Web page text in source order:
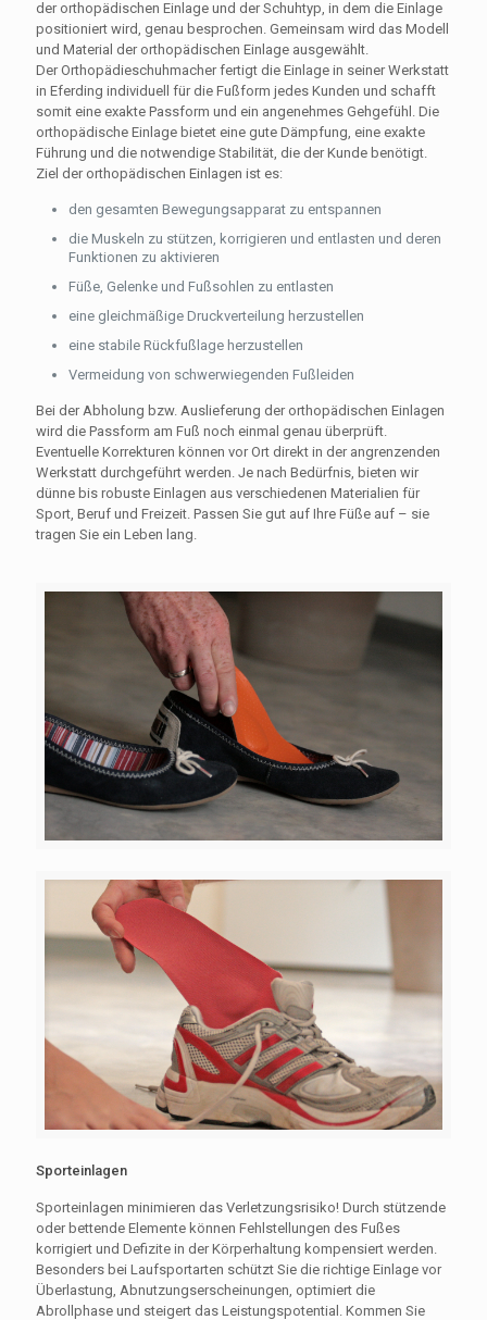
der orthopädischen Einlage und der Schuhtyp, in dem die Einlage
positioniert wird, genau besprochen. Gemeinsam wird das Modell
und Material der orthopädischen Einlage ausgewählt.
Der Orthopädieschuhmacher fertigt die Einlage in seiner Werkstatt
in Eferding individuell für die Fußform jedes Kunden und schafft
somit eine exakte Passform und ein angenehmes Gehgefühl. Die
orthopädische Einlage bietet eine gute Dämpfung, eine exakte
Führung und die notwendige Stabilität, die der Kunde benötigt.
Ziel der orthopädischen Einlagen ist es:
den gesamten Bewegungsapparat zu entspannen
die Muskeln zu stützen, korrigieren und entlasten und deren
Funktionen zu aktivieren
Füße, Gelenke und Fußsohlen zu entlasten
eine gleichmäßige Druckverteilung herzustellen
eine stabile Rückfußlage herzustellen
Vermeidung von schwerwiegenden Fußleiden
Bei der Abholung bzw. Auslieferung der orthopädischen Einlagen
wird die Passform am Fuß noch einmal genau überprüft.
Eventuelle Korrekturen können vor Ort direkt in der angrenzenden
Werkstatt durchgeführt werden. Je nach Bedürfnis, bieten wir
dünne bis robuste Einlagen aus verschiedenen Materialien für
Sport, Beruf und Freizeit. Passen Sie gut auf Ihre Füße auf – sie
tragen Sie ein Leben lang.
Sporteinlagen
Sporteinlagen minimieren das Verletzungsrisiko! Durch stützende
oder bettende Elemente können Fehlstellungen des Fußes
korrigiert und Defizite in der Körperhaltung kompensiert werden.
Besonders bei Laufsportarten schützt Sie die richtige Einlage vor
Überlastung, Abnutzungserscheinungen, optimiert die
Abrollphase und steigert das Leistungspotential. Kommen Sie